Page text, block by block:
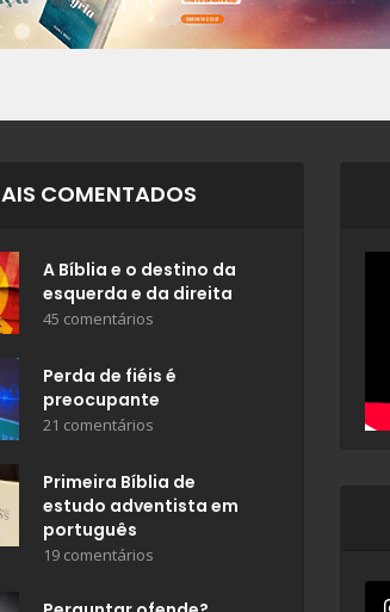
COMENTADOS
A Bíblia e o destino da
esquerda e da direita
45 comentários
Perda de fiéis é
preocupante
21 comentários
Primeira Bíblia de
estudo adventista em
português
19 comentários